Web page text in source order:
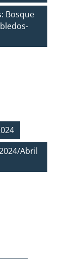
Bosque
Abril